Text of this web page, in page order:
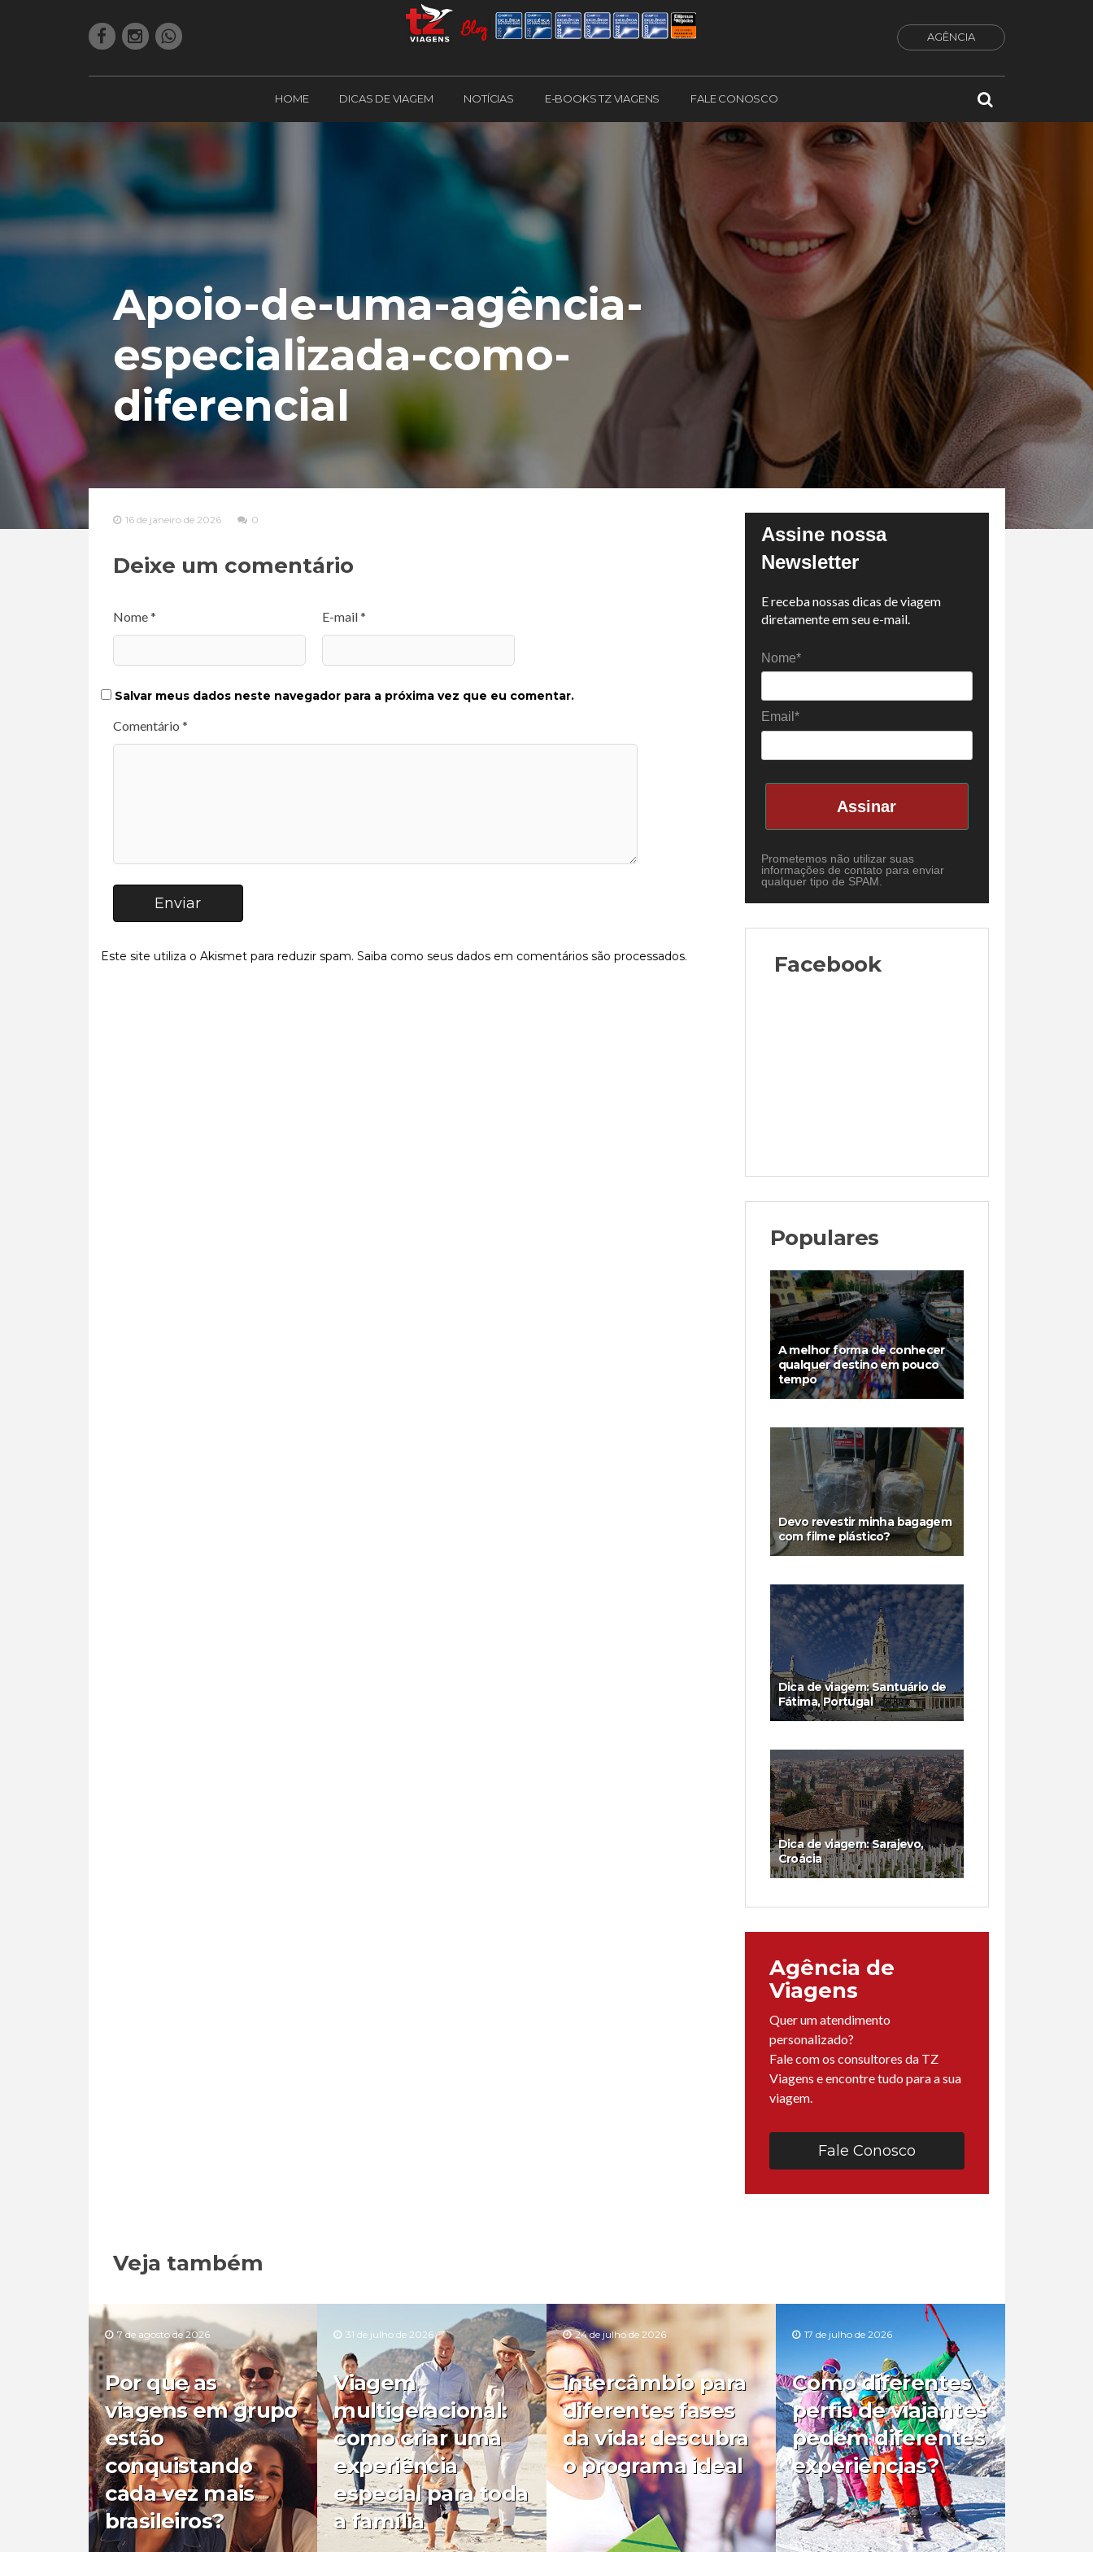
AGÊNCIA
HOME DICAS DE VIAGEM NOTÍCIAS E-BOOKS TZ VIAGENS FALE CONOSCO
Apoio-de-uma-agência-
especializada-como-
diferencial
16 de janeiro de 2026 0
Deixe um comentário
Nome * E-mail *
Salvar meus dados neste navegador para a próxima vez que eu comentar.
Comentário *
Enviar
Este site utiliza o Akismet para reduzir spam. Saiba como seus dados em comentários são processados.
Assine nossa
Newsletter
E receba nossas dicas de viagem
diretamente em seu e-mail.
Nome*
Email*
Assinar
Prometemos não utilizar suas
informações de contato para enviar
qualquer tipo de SPAM.
Facebook
Populares
A melhor forma de conhecer
qualquer destino em pouco
tempo
Devo revestir minha bagagem
com filme plástico?
Dica de viagem: Santuário de
Fátima, Portugal
Dica de viagem: Sarajevo,
Croácia
Agência de
Viagens
Quer um atendimento
personalizado?
Fale com os consultores da TZ
Viagens e encontre tudo para a sua
viagem.
Fale Conosco
Veja também
7 de agosto de 2026
Por que as
viagens em grupo
estão
conquistando
cada vez mais
brasileiros?
31 de julho de 2026
Viagem
multigeracional:
como criar uma
experiência
especial para toda
a família
24 de julho de 2026
Intercâmbio para
diferentes fases
da vida: descubra
o programa ideal
17 de julho de 2026
Como diferentes
perfis de viajantes
pedem diferentes
experiências?